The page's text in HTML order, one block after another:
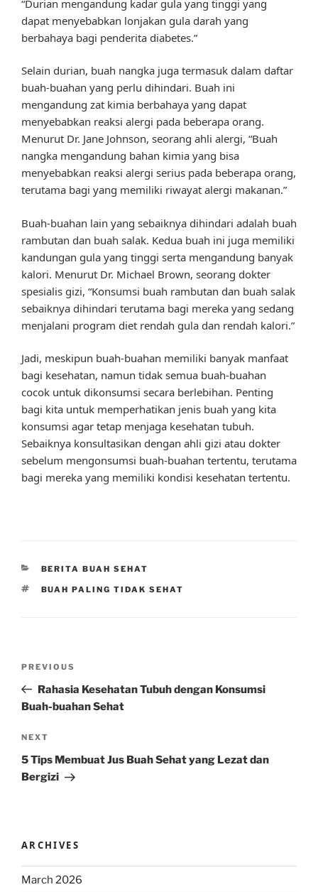
“Durian mengandung kadar gula yang tinggi yang
dapat menyebabkan lonjakan gula darah yang
berbahaya bagi penderita diabetes.”
Selain durian, buah nangka juga termasuk dalam daftar
buah-buahan yang perlu dihindari. Buah ini
mengandung zat kimia berbahaya yang dapat
menyebabkan reaksi alergi pada beberapa orang.
Menurut Dr. Jane Johnson, seorang ahli alergi, “Buah
nangka mengandung bahan kimia yang bisa
menyebabkan reaksi alergi serius pada beberapa orang,
terutama bagi yang memiliki riwayat alergi makanan.”
Buah-buahan lain yang sebaiknya dihindari adalah buah
rambutan dan buah salak. Kedua buah ini juga memiliki
kandungan gula yang tinggi serta mengandung banyak
kalori. Menurut Dr. Michael Brown, seorang dokter
spesialis gizi, “Konsumsi buah rambutan dan buah salak
sebaiknya dihindari terutama bagi mereka yang sedang
menjalani program diet rendah gula dan rendah kalori.”
Jadi, meskipun buah-buahan memiliki banyak manfaat
bagi kesehatan, namun tidak semua buah-buahan
cocok untuk dikonsumsi secara berlebihan. Penting
bagi kita untuk memperhatikan jenis buah yang kita
konsumsi agar tetap menjaga kesehatan tubuh.
Sebaiknya konsultasikan dengan ahli gizi atau dokter
sebelum mengonsumsi buah-buahan tertentu, terutama
bagi mereka yang memiliki kondisi kesehatan tertentu.
CATEGORIES
BERITA BUAH SEHAT
TAGS
BUAH PALING TIDAK SEHAT
Previous
Post
PREVIOUS
Rahasia Kesehatan Tubuh dengan Konsumsi
Buah-buahan Sehat
Next
Post
NEXT
5 Tips Membuat Jus Buah Sehat yang Lezat dan
Bergizi
ARCHIVES
March 2026